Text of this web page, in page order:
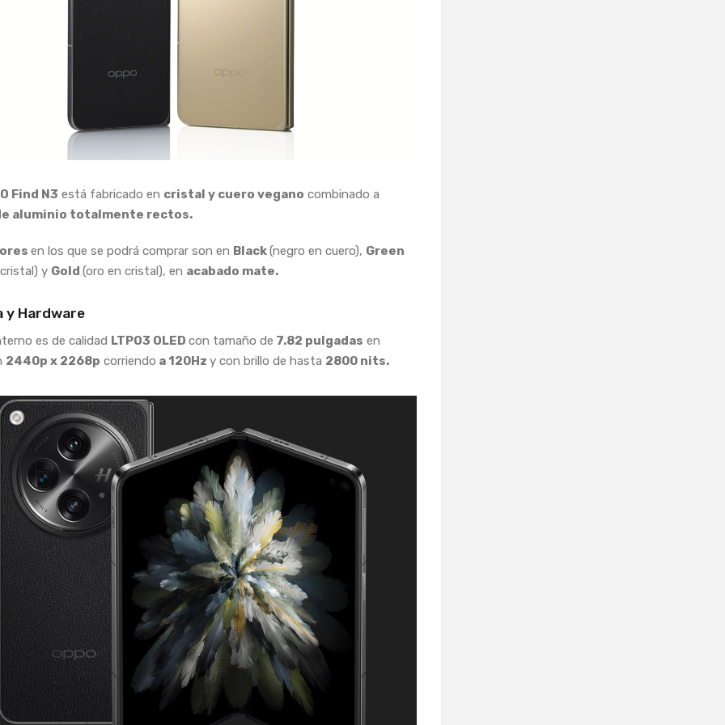
Find N3 está fabricado en cristal y cuero vegano combinado a
aluminio totalmente rectos.
en los que se podrá comprar son en Black(negro en cuero), Green
y Gold (oro en cristal), en acabado mate.
y Hardware
es de calidad LTPO3 OLED con tamaño de 7.82 pulgadas en
2440p x 2268p corriendo a 120Hz y con brillo de hasta 2800 nits.